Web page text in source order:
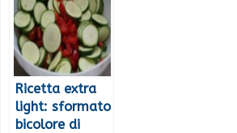
Ricetta extra
light: sformato
bicolore di